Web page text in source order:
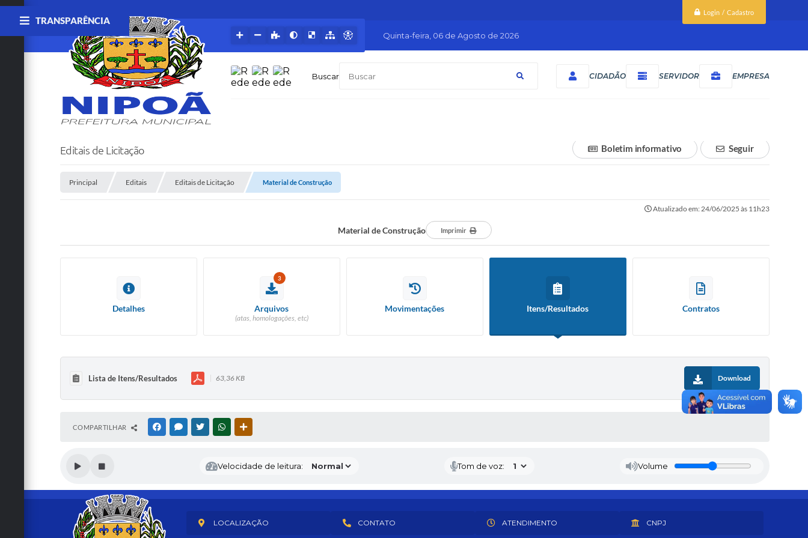
Login / Cadastro
Buscar CIDADÃO SERVIDOR EMPRESA
Quinta-feira 06 de Agosto de 2026
TRANSPARÊNCIA
Editais de Licitação Seguir
Boletim informativo
Principal Editais Editais de Licitação Material de Construção
Atualizado em: 24/06/2025 às 11h23
Material de Construção Imprimir
Detalhes
3
Arquivos
(atas, homologações, etc)
Movimentações Itens/Resultados Contratos
Lista de Itens/Resultados 63,36 KB Download
COMPARTILHAR FACEBOOKMESSENGER
TWITTERWHATSAPP
Velocidade de leitura: Tom de voz: Volume
LOCALIZAÇÃO CONTATO ATENDIMENTO CNPJ